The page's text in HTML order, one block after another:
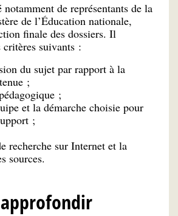
de représentants de la
de l’Éducation nationale,
finale des dossiers. Il
critères suivants :
du sujet par rapport à la
;
;
et la démarche choisie pour
;
recherche sur Internet et la
sources.